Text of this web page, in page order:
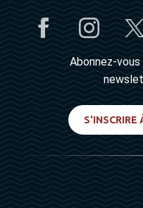
Abonnez-
S'INSCRIRE